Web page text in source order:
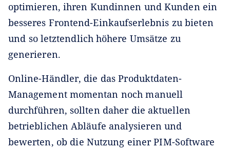
optimieren, ihren Kundinnen und Kunden ein
besseres Frontend-Einkaufserlebnis zu bieten
und so letztendlich höhere Umsätze zu
generieren.
Online-Händler, die das Produktdaten-
Management momentan noch manuell
durchführen, sollten daher die aktuellen
betrieblichen Abläufe analysieren und
bewerten, ob die Nutzung einer PIM-Software